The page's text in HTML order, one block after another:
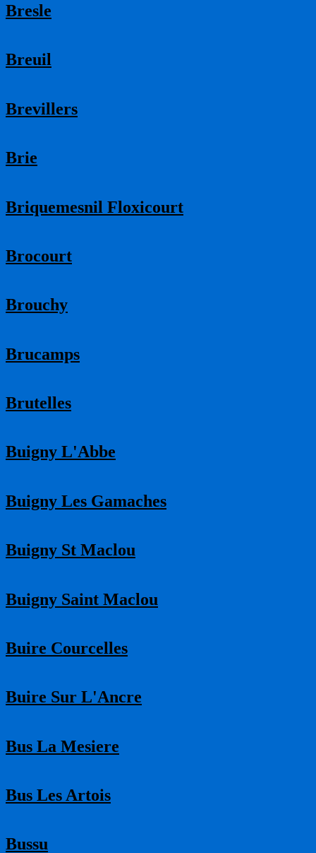
Bresle
Breuil
Brevillers
Brie
Briquemesnil Floxicourt
Brocourt
Brouchy
Brucamps
Brutelles
Buigny L'Abbe
Buigny Les Gamaches
Buigny St Maclou
Buigny Saint Maclou
Buire Courcelles
Buire Sur L'Ancre
Bus La Mesiere
Bus Les Artois
Bussu